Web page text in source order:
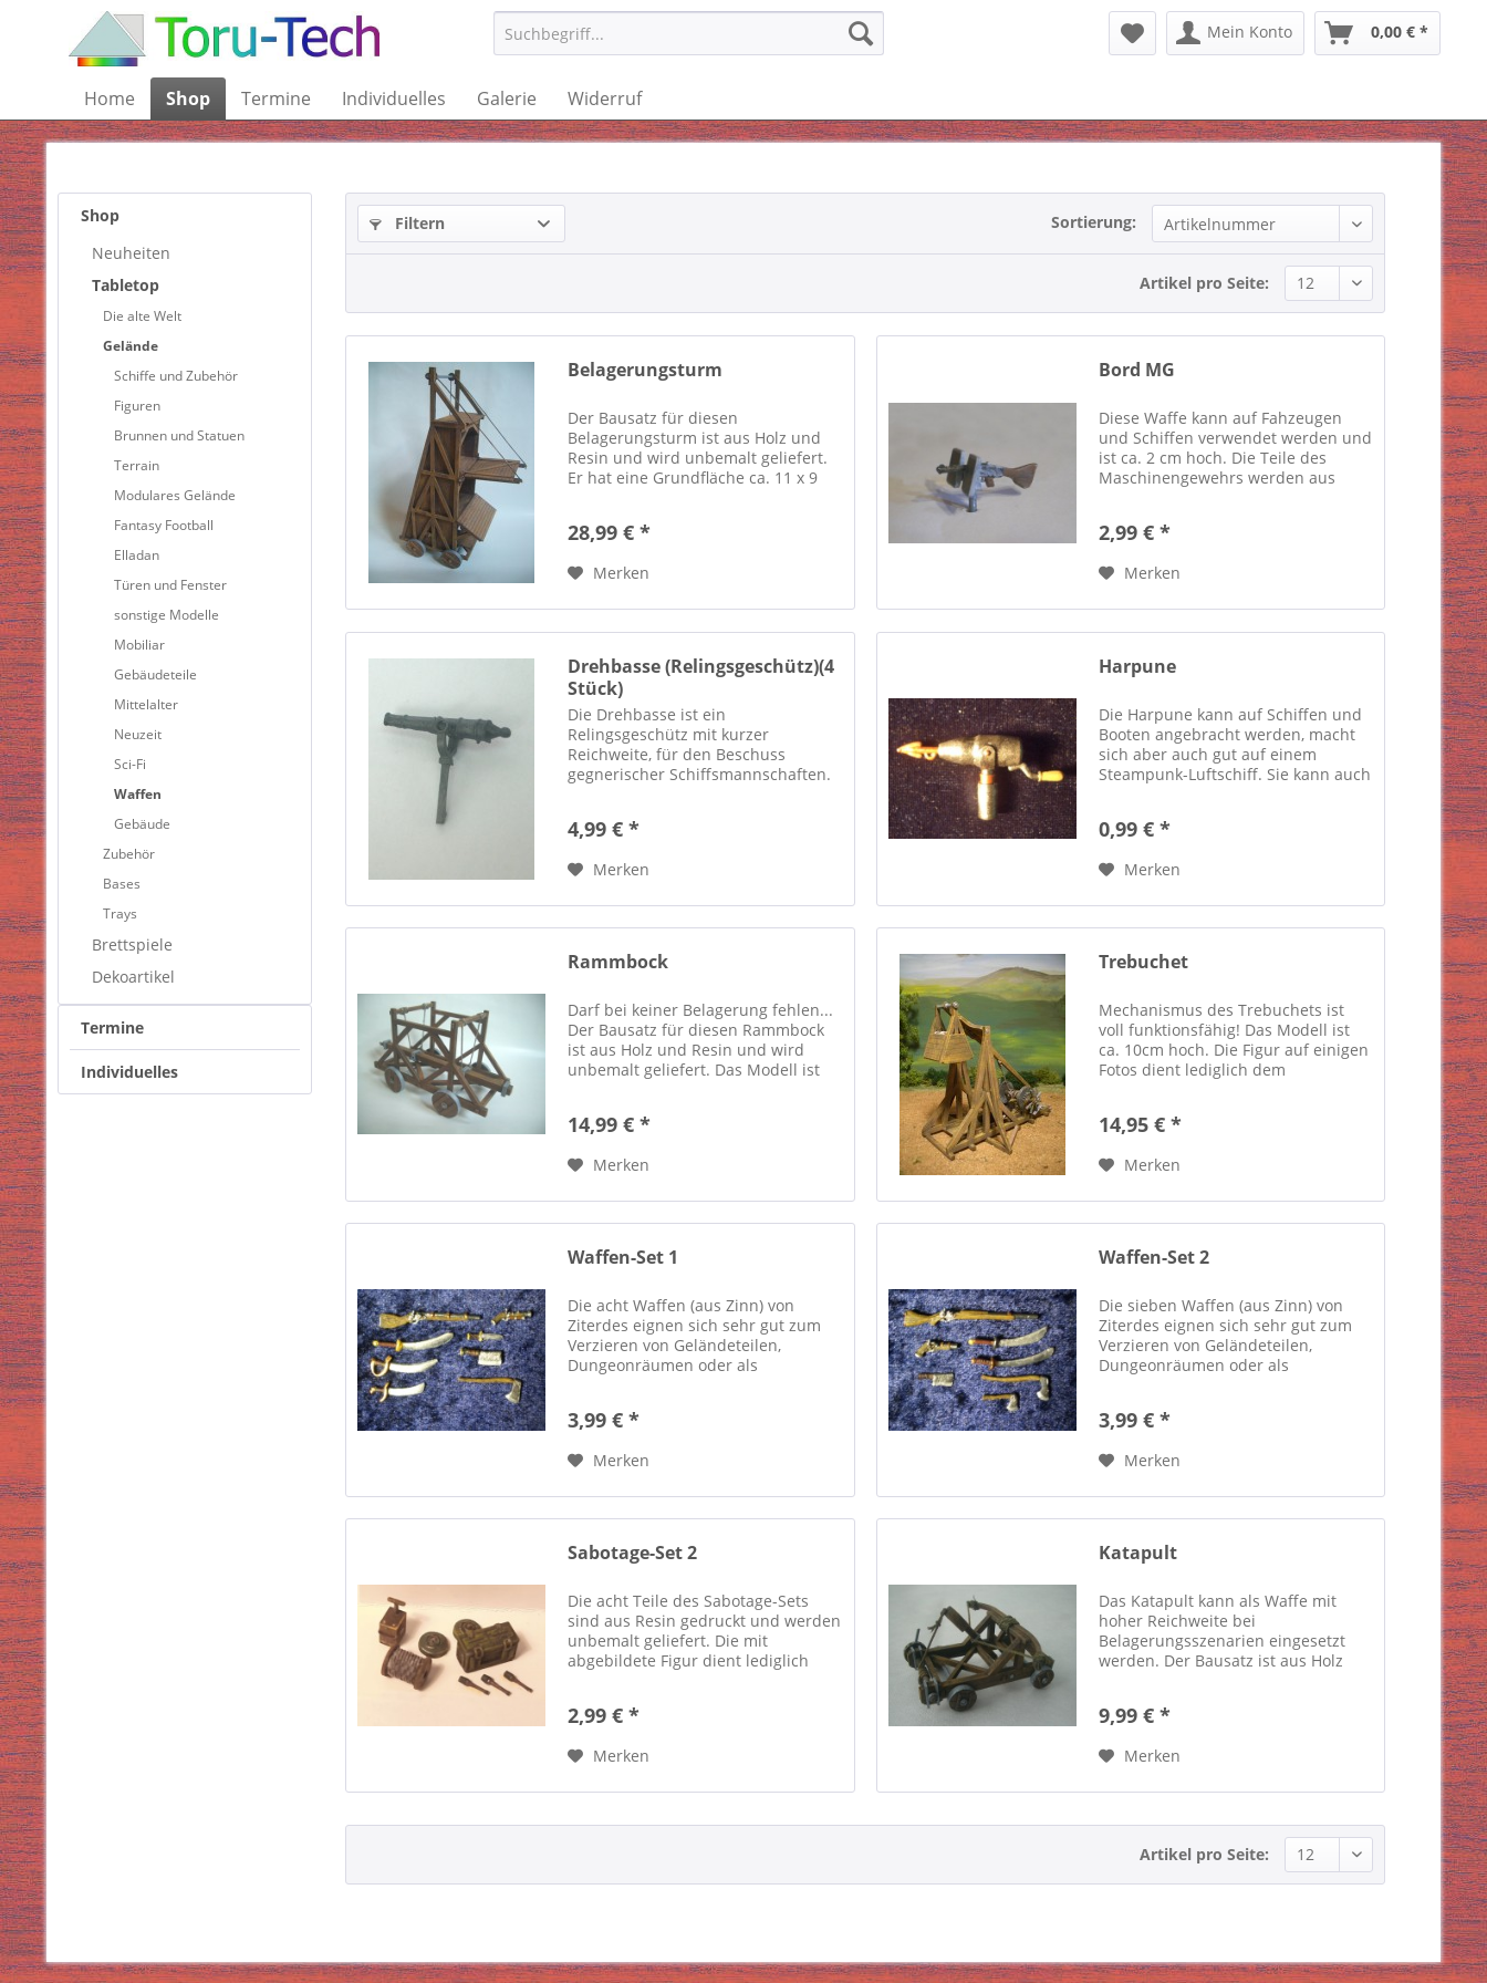
Mein Konto 0,00 € *
Home Shop Termine Individuelles Galerie Widerruf
Shop
Neuheiten
Tabletop
Die alte Welt
Gelände
Schiffe und Zubehör
Figuren
Brunnen und Statuen
Terrain
Modulares Gelände
Fantasy Football
Elladan
Türen und Fenster
sonstige Modelle
Mobiliar
Gebäudeteile
Mittelalter
Neuzeit
Sci-Fi
Waffen
Gebäude
Zubehör
Bases
Trays
Brettspiele
Dekoartikel
Termine
Individuelles
Filtern Sortierung:
Artikel pro Seite:
Belagerungsturm
Der Bausatz für diesen
Belagerungsturm ist aus Holz und
Resin und wird unbemalt geliefert.
Er hat eine Grundfläche ca. 11 x 9
Brücke beträgt ca. 14 cm....
28,99 € *
Merken
Bord MG
Diese Waffe kann auf Fahzeugen
und Schiffen verwendet werden und
ist ca. 2 cm hoch. Die Teile des
Maschinengewehrs werden aus
dient lediglich zum Größenvergleich
2,99 € *
Merken
Drehbasse (Relingsgeschütz)(4
Stück)
Die Drehbasse ist ein
Relingsgeschütz mit kurzer
Reichweite, für den Beschuss
gegnerischer Schiffsmannschaften.
Drucker Material hergestellt und
4,99 € *
Merken
Harpune
Die Harpune kann auf Schiffen und
Booten angebracht werden, macht
sich aber auch gut auf einem
Steampunk-Luftschiff. Sie kann auch
geliefert. Die Harpune ist ca. 4,7
0,99 € *
Merken
Rammbock
Darf bei keiner Belagerung fehlen...
Der Bausatz für diesen Rammbock
ist aus Holz und Resin und wird
unbemalt geliefert. Das Modell ist
Spielzeug! Nicht für Personen...
14,99 € *
Merken
Trebuchet
Mechanismus des Trebuchets ist
voll funktionsfähig! Das Modell ist
ca. 10cm hoch. Die Figur auf einigen
Fotos dient lediglich dem
unter 14 Jahren geeignet. Enthält...
14,95 € *
Merken
Waffen-Set 1
Die acht Waffen (aus Zinn) von
Ziterdes eignen sich sehr gut zum
Verzieren von Geländeteilen,
Dungeonräumen oder als
mit abgebildete Figur dient lediglich
3,99 € *
Merken
Waffen-Set 2
Die sieben Waffen (aus Zinn) von
Ziterdes eignen sich sehr gut zum
Verzieren von Geländeteilen,
Dungeonräumen oder als
Die mit abgebildete Figur dient
3,99 € *
Merken
Sabotage-Set 2
Die acht Teile des Sabotage-Sets
sind aus Resin gedruckt und werden
unbemalt geliefert. Die mit
abgebildete Figur dient lediglich
Spielzeug! Nicht für Personen...
2,99 € *
Merken
Katapult
Das Katapult kann als Waffe mit
hoher Reichweite bei
Belagerungsszenarien eingesetzt
werden. Der Bausatz ist aus Holz
breit. Die Figur auf einigen Fotos
9,99 € *
Merken
Artikel pro Seite: